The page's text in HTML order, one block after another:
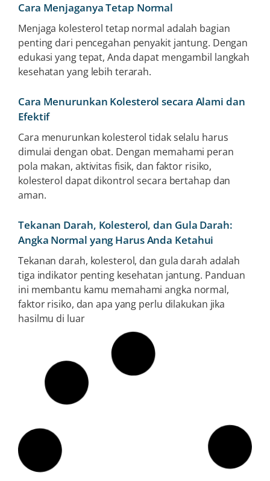
Cara Menjaganya Tetap Normal
Menjaga kolesterol tetap normal adalah bagian
penting dari pencegahan penyakit jantung. Dengan
edukasi yang tepat, Anda dapat mengambil langkah
kesehatan yang lebih terarah.
Cara Menurunkan Kolesterol secara Alami dan
Efektif
Cara menurunkan kolesterol tidak selalu harus
dimulai dengan obat. Dengan memahami peran
pola makan, aktivitas fisik, dan faktor risiko,
kolesterol dapat dikontrol secara bertahap dan
aman.
Tekanan Darah, Kolesterol, dan Gula Darah:
Angka Normal yang Harus Anda Ketahui
Tekanan darah, kolesterol, dan gula darah adalah
tiga indikator penting kesehatan jantung. Panduan
ini membantu kamu memahami angka normal,
faktor risiko, dan apa yang perlu dilakukan jika
hasilmu di luar
Mengenal Apa itu Kreatinin, Kadar Normal, dan
Risikonya Jika Tinggi
Jika Anda menerima hasil lab dengan angka
kreatinin tinggi, jangan panik. Panduan ini akan
yang bisa diambil.
Mengenal Kateterisasi Jantung Lebih Dalam:
Aman, Akurat, Menyelamatkan